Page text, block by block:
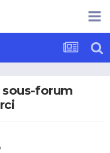
sous-forum